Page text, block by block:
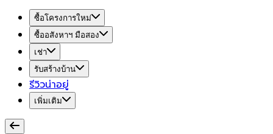
ซื้อโครงการใหม่
ซื้ออสังหาฯ มือสอง
เช่า
รับสร้างบ้าน
รีวิวน่าอยู่
เพิ่มเติม